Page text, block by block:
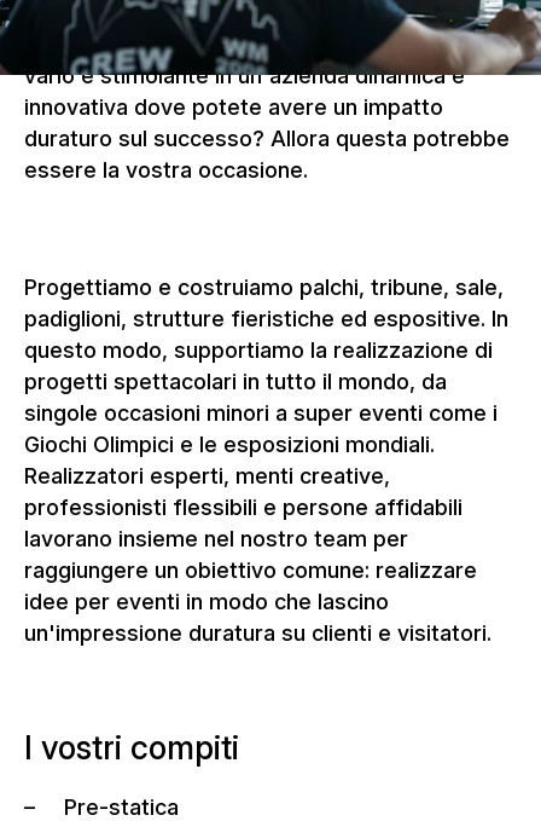
Siete alla ricerca di un lavoro estremamente
vario e stimolante in un'azienda dinamica e
innovativa dove potete avere un impatto
duraturo sul successo? Allora questa potrebbe
essere la vostra occasione.
Progettiamo e costruiamo palchi, tribune, sale,
padiglioni, strutture fieristiche ed espositive. In
questo modo, supportiamo la realizzazione di
progetti spettacolari in tutto il mondo, da
singole occasioni minori a super eventi come i
Giochi Olimpici e le esposizioni mondiali.
Realizzatori esperti, menti creative,
professionisti flessibili e persone affidabili
lavorano insieme nel nostro team per
raggiungere un obiettivo comune: realizzare
idee per eventi in modo che lascino
un'impressione duratura su clienti e visitatori.
I vostri compiti
Pre-statica